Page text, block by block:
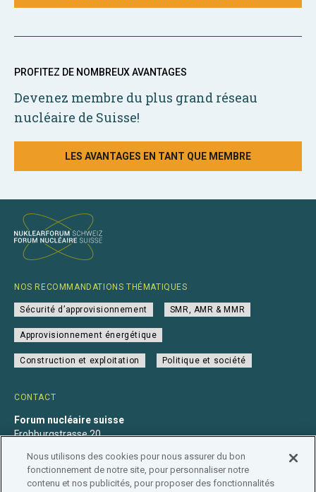
PROFITEZ DE NOMBREUX AVANTAGES
Devenez membre du plus grand réseau
nucléaire de Suisse!
LES AVANTAGES EN TANT QUE MEMBRE
CONTACT
Forum nucléaire suisse
Frohburgstrasse 20
+41 31 560 36 50
info@nuklearforum.ch
NOS RECOMMANDATIONS THÉMATIQUES
Sécurité d’approvisionnement SMR, AMR & MMR
Approvisionnement énergétique
Construction et exploitation Politique et société
Nous utilisons des cookies pour nous assurer du bon
fonctionnement de notre site, pour personnaliser notre
contenu et nos publicités, pour proposer des fonctionnalités